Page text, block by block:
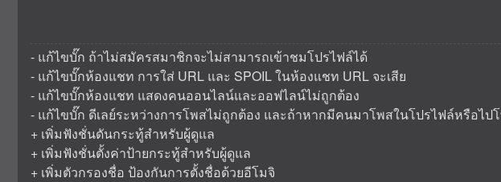
- แก้ไขบั๊ก ถ้าไม่สมัครสมาชิกจะไม่สามารถเข้าชมโปรไฟล์ได้
- แก้ไขบั๊กห้องแชท การใส่ URL และ SPOIL ในห้องแชท URL จะเสีย
- แก้ไขบั๊กห้องแชท แสดงคนออนไลน์และออฟไลน์ไม่ถูกต้อง
- แก้ไขบั๊ก ดีเลย์ระหว่างการโพสไม่ถูกต้อง และถ้าหากมีคนมาโพสในโปรไฟล์หรือไ
+ เพิ่มฟังชั่นดันกระทู้สำหรับผู้ดูแล
+ เพิ่มฟังชั่นตั้งค่าป้ายกระทู้สำหรับผู้ดูแล
+ เพิ่มตัวกรองชื่อ ป้องกันการตั้งชื่อด้วยอีโมจิ